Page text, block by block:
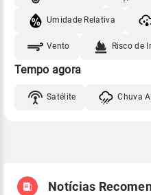
Umidade Relativa
Vento Risco de
Tempo agora
Satélite Chuva
Notícias